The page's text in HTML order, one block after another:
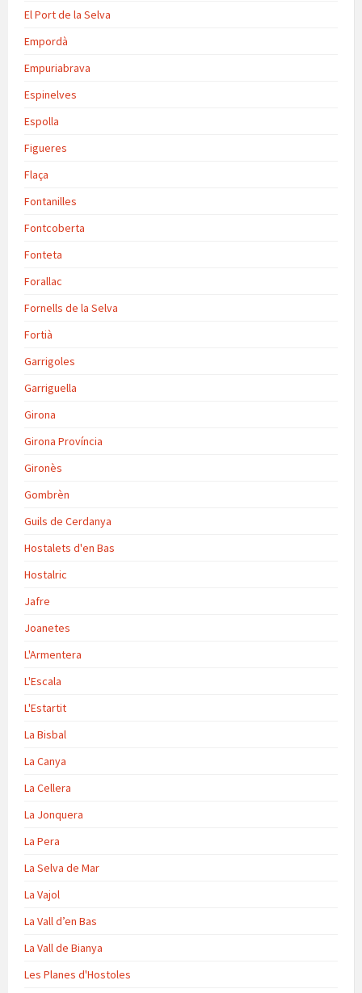
El Port de la Selva
Empordà
Empuriabrava
Espinelves
Espolla
Figueres
Flaça
Fontanilles
Fontcoberta
Fonteta
Forallac
Fornells de la Selva
Fortià
Garrigoles
Garriguella
Girona
Girona Província
Gironès
Gombrèn
Guils de Cerdanya
Hostalets d'en Bas
Hostalric
Jafre
Joanetes
L'Armentera
L'Escala
L'Estartit
La Bisbal
La Canya
La Cellera
La Jonquera
La Pera
La Selva de Mar
La Vajol
La Vall d’en Bas
La Vall de Bianya
Les Planes d'Hostoles